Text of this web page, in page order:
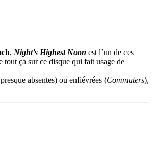
, Night’s Highest Noon est l’un de ces
tout ça sur ce disque qui fait usage de
absentes) ou enfiévrées (Commuters),